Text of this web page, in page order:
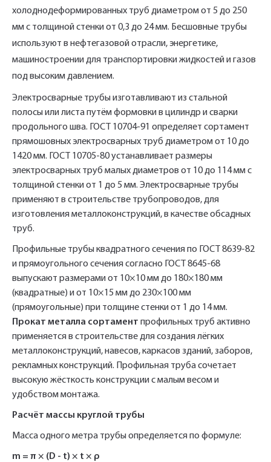
холоднодеформированных труб диаметром от 5 до 250
мм с толщиной стенки от 0,3 до 24 мм. Бесшовные трубы
используют в нефтегазовой отрасли, энергетике,
машиностроении для транспортировки жидкостей и газов
под высоким давлением.
Электросварные трубы изготавливают из стальной
полосы или листа путём формовки в цилиндр и сварки
продольного шва. ГОСТ 10704-91 определяет сортамент
прямошовных электросварных труб диаметром от 10 до
1420 мм. ГОСТ 10705-80 устанавливает размеры
электросварных труб малых диаметров от 10 до 114 мм с
толщиной стенки от 1 до 5 мм. Электросварные трубы
применяют в строительстве трубопроводов, для
изготовления металлоконструкций, в качестве обсадных
труб.
Профильные трубы квадратного сечения по ГОСТ 8639-82
и прямоугольного сечения согласно ГОСТ 8645-68
выпускают размерами от 10×10 мм до 180×180 мм
(квадратные) и от 10×15 мм до 230×100 мм
(прямоугольные) при толщине стенки от 1 до 14 мм.
Прокат металла сортамент профильных труб активно
применяется в строительстве для создания лёгких
металлоконструкций, навесов, каркасов зданий, заборов,
рекламных конструкций. Профильная труба сочетает
высокую жёсткость конструкции с малым весом и
удобством монтажа.
Расчёт массы круглой трубы
Масса одного метра трубы определяется по формуле:
m = π × (D - t) × t × ρ